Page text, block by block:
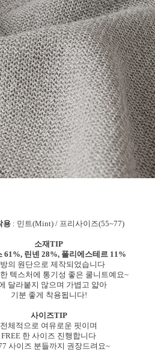
용: 민트(Mint) / 프리사이즈(55~77)
소재TIP
61%, 린넨 28%, 폴리에스테르 11%
의 원단으로 제작되었습니다
텍스처에 통기성 좋은 쿨니트예요~
달라붙지 않으며 가볍고 얇아
기분 좋게 착용됩니다!
사이즈TIP
전체적으로 여유로운 핏이며
FREE 한 사이즈 진행합니다
사이즈 분들까지 권장드려요~